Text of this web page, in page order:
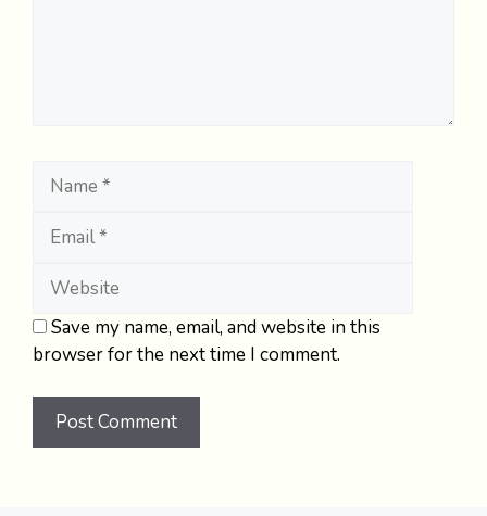
Name
Save my name, email, and website in this
browser for the next time I comment.